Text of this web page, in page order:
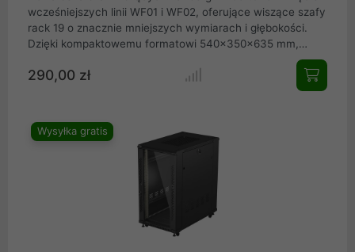
wcześniejszych linii WF01 i WF02, oferujące wiszące szafy
rack 19 o znacznie mniejszych wymiarach i głębokości.
Dzięki kompaktowemu formatowi 540×350×635 mm,
urządzenia te stanowią idealny wybór nie tylko dla dużych
firm, ale też dla małych i średnich przedsiębiorstw oraz
lokalnych sieciach LAN czy systemach CCTV. Dostępne w
szerokości 19 oraz wysokościach 4U, 6U, 9U i 12U a także
w dwóch wariantach kolorystycznych (czarna RAL9004
aranżację okablowania i zabezpieczenie urządzeń.
290,00 zł
Wysyłka gratis